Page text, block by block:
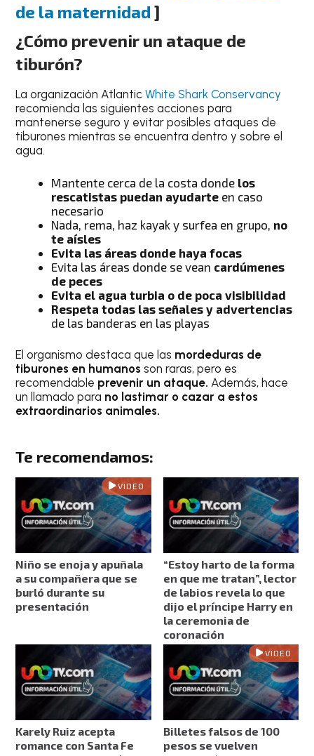
de la maternidad ]
¿Cómo prevenir un ataque de
tiburón?
La organización AtlanticWhite Shark Conservancy
recomienda las siguientes acciones para
mantenerse seguro y evitar posibles ataques de
tiburones mientras se encuentra dentro y sobre el
agua.
Mantente cerca de la costa donde los
rescatistas puedan ayudarte en caso
necesario
Nada, rema, haz kayak y surfea en grupo, no
te aísles
Evita las áreas donde haya focas
Evita las áreas donde se vean cardúmenes
de peces
Evita el agua turbia o de poca visibilidad
Respeta todas las señales y advertencias
de las banderas en las playas
El organismo destaca que las mordeduras de
tiburones en humanosson raras, pero es
recomendable prevenir un ataque. Además, hace
un llamado para no lastimar o cazar a estos
extraordinarios animales.
Te recomendamos:
VIDEO
Niño se enoja y apuñala
a su compañera que se
burló durante su
presentación
“Estoy harto de la forma
en que me tratan”, lector
de labios revela lo que
dijo el príncipe Harry en
la ceremonia de
coronación
Karely Ruiz acepta
romance con Santa Fe
VIDEO
Billetes falsos de 100
pesos se vuelven